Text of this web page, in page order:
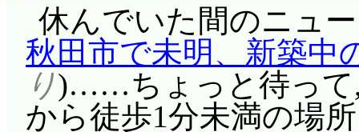
休んでいた間のニュ
秋田市で未明、新築中
り)……ちょっと待って,
から徒歩1分未満の場